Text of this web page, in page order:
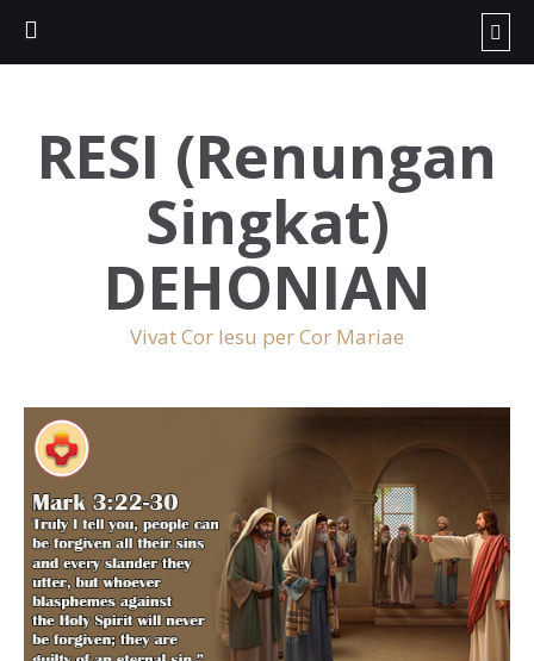
RESI (Renungan
Singkat)
DEHONIAN
Vivat Cor Iesu per Cor Mariae